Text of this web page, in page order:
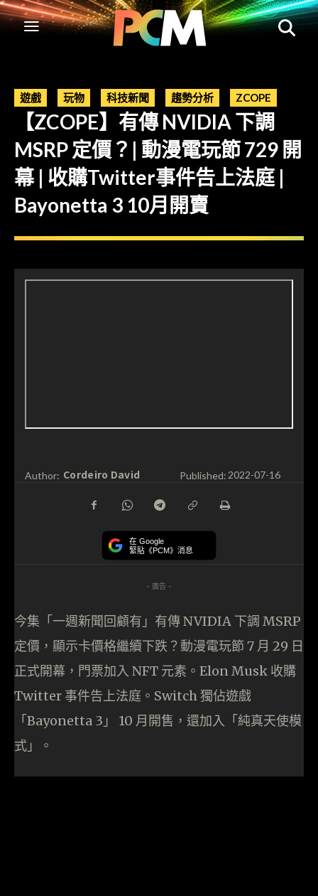
遊戲 玩物 科技新聞 趨勢分析 ZCOPE
【ZCOPE】有傳 NVIDIA 下調
MSRP 定價？| 動漫電玩節 729 開
幕 | 收購Twitter事件告上法庭 |
Bayonetta 3 10月開賣
Author: Cordeiro David Published:2022-07-16
在 Google
緊貼《PCM》消息
- 廣告 -
今集「一週新聞回顧有」有傳 NVIDIA 下調 MSRP
定價，顯示卡價格繼續下跌？動漫電玩節 7 月 29 日
正式開幕，門票加入 NFT 元素。Elon Musk 收購
Twitter 事件告上法庭。Switch 獨佔遊戲
「Bayonetta 3」 10 月開售，還加入「純真天使模
式」。